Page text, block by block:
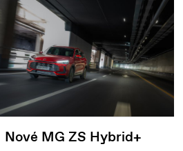
Nové MG ZS Hybrid+